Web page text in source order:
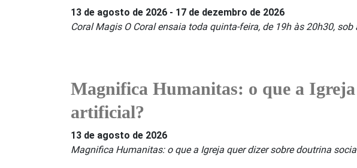
13 de agosto de 2026 - 17 de dezembro de 2026
Coral Magis O Coral ensaia toda quinta-feira, de 19h às 20h30,
Magnifica Humanitas: o que a
artificial?
13 de agosto de 2026
Magnifica Humanitas: o que a Igreja quer dizer sobre doutrina